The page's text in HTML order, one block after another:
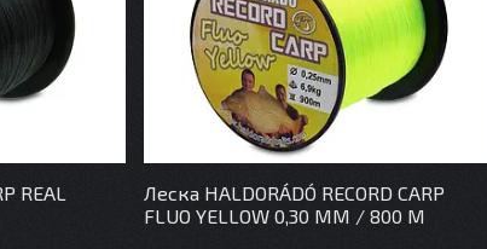
REAL
Леска HALDORÁDÓ RECORD CARP
FLUO YELLOW 0,30 MM / 800 M